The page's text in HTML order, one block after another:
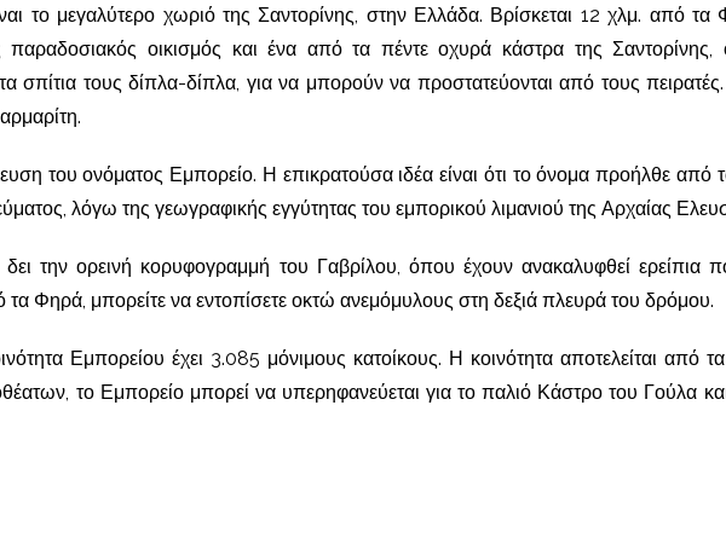
το μεγαλύτερο χωριό της Σαντορίνης, στην Ελλάδα. Βρίσκεται 12 χλμ. από
παραδοσιακός οικισμός και ένα από τα πέντε οχυρά κάστρα της
τα σπίτια τους δίπλα-δίπλα, για να μπορούν να προστατεύονται από τους
του ονόματος Εμπορείο. Η επικρατούσα ιδέα είναι ότι το όνομα προήλθε από
λόγω της γεωγραφικής εγγύτητας του εμπορικού λιμανιού της Αρχαίας
την ορεινή κορυφογραμμή του Γαβρίλου, όπου έχουν ανακαλυφθεί ερείπια
Φηρά, μπορείτε να εντοπίσετε οκτώ ανεμόμυλους στη δεξιά πλευρά του δρόμου.
Εμπορείου έχει 3.085 μόνιμους κατοίκους. Η κοινότητα αποτελείται από
το Εμπορείο μπορεί να υπερηφανεύεται για το παλιό Κάστρο του Γούλα